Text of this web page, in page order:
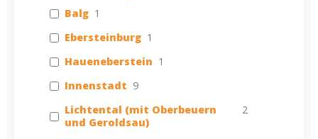
Balg 1
Ebersteinburg 1
Haueneberstein 1
Innenstadt 9
Lichtental (mit Oberbeuern
und Geroldsau)
2